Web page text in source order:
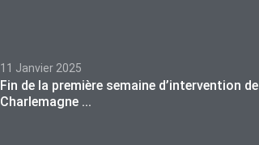
11 Janvier 2025
Fin de la première semaine d’intervention de
Charlemagne ...